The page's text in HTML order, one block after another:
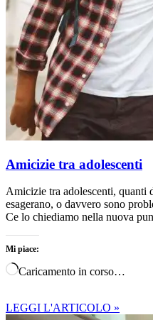
Amicizie tra adolescenti
Amicizie tra adolescenti, quanti
esagerano, o davvero sono
Ce lo chiediamo nella nuova
Mi piace:
Caricamento in corso…
LEGGI L'ARTICOLO »